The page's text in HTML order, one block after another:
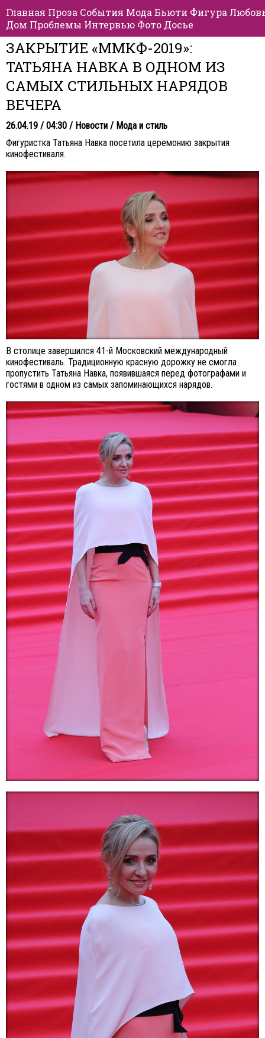
Главная Проза События Мода Бьюти Фигура
Дом Проблемы Интервью Фото Досье
ЗАКРЫТИЕ «ММКФ-2019»:
ТАТЬЯНА НАВКА В ОДНОМ ИЗ
САМЫХ СТИЛЬНЫХ НАРЯДОВ
ВЕЧЕРА
26.04.19 / 04:30 / Новости / Мода и стиль
Фигуристка Татьяна Навка посетила церемонию закрытия
кинофестиваля.
В столице завершился 41-й Московский международный
кинофестиваль. Традиционную красную дорожку не смогла
пропустить Татьяна Навка, появившаяся перед фотографами и
гостями в одном из самых запоминающихся нарядов.